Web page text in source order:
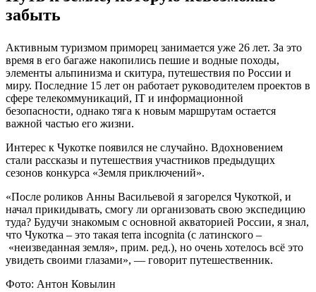
забыть
Активным туризмом приморец занимается уже 26 лет. За это
время в его багаже накопились пешие и водные походы,
элементы альпинизма и скитура, путешествия по России и
миру. Последние 15 лет он работает руководителем проектов в
сфере телекоммуникаций, IT и информационной
безопасности, однако тяга к новым маршрутам остается
важной частью его жизни.
Интерес к Чукотке появился не случайно. Вдохновением
стали рассказы и путешествия участников предыдущих
сезонов конкурса «Земля приключений».
«После роликов Анны Васильевой я загорелся Чукоткой, и
начал прикидывать, смогу ли организовать свою экспедицию
туда? Будучи знакомым с основной акваторией России, я знал,
что Чукотка – это такая terra incognita (с латинского –
«неизведанная земля», прим. ред.), но очень хотелось всё это
увидеть своими глазами», — говорит путешественник.
Фото: Антон Ковылин